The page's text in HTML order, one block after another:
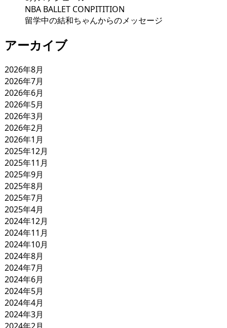
NBA BALLET CONPITITION
留学中の結和ちゃんからのメッセージ
アーカイブ
2026年8月
2026年7月
2026年6月
2026年5月
2026年3月
2026年2月
2026年1月
2025年12月
2025年11月
2025年9月
2025年8月
2025年7月
2025年4月
2024年12月
2024年11月
2024年10月
2024年8月
2024年7月
2024年6月
2024年5月
2024年4月
2024年3月
2024年2月